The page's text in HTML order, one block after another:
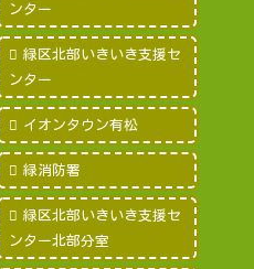
ンター
緑区北部いきいき支援セ
ンター
イオンタウン有松
緑消防署
緑区北部いきいき支援セ
ンター北部分室